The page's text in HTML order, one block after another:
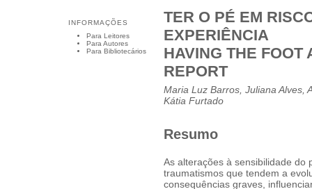
INFORMAÇÕES
Para Leitores
Para Autores
Para Bibliotecários
TER O PÉ EM
EXPERIÊNCIA
HAVING THE FOOT
REPORT
Maria Luz Barros, Juliana Alves,
Kátia Furtado
Resumo
As alterações à sensibilidade do
traumatismos que tendem a
consequências graves,